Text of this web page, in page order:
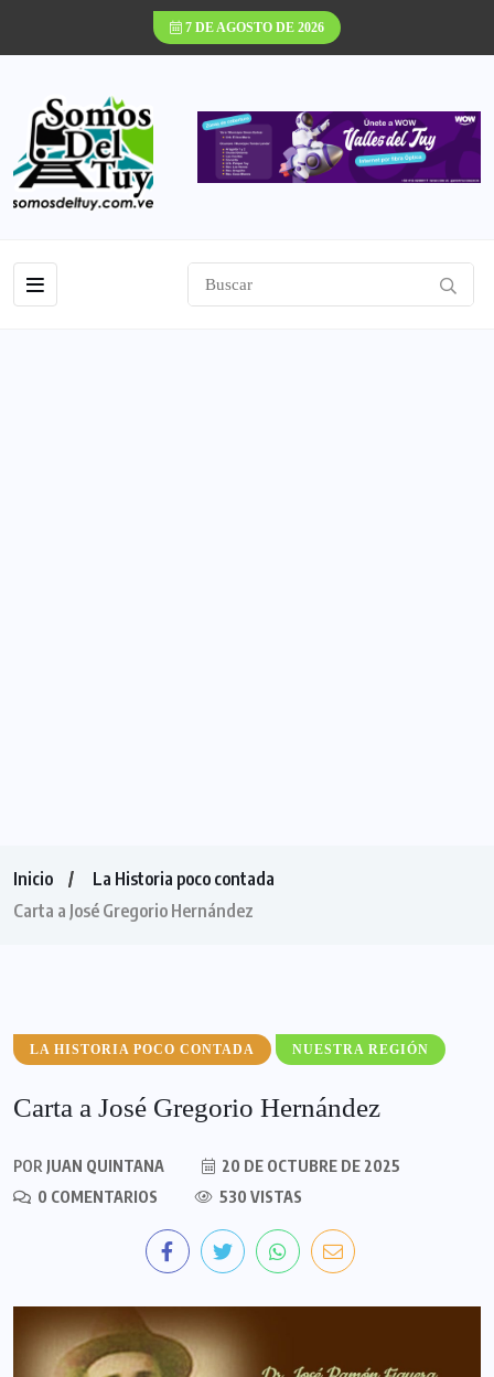
7 DE AGOSTO DE 2026
Inicio
La Historia poco contada
Carta a José Gregorio Hernández
LA HISTORIA POCO CONTADA NUESTRA REGIÓN
Carta a José Gregorio Hernández
POR JUAN QUINTANA
20 DE OCTUBRE DE 2025
0 COMENTARIOS
530 VISTAS